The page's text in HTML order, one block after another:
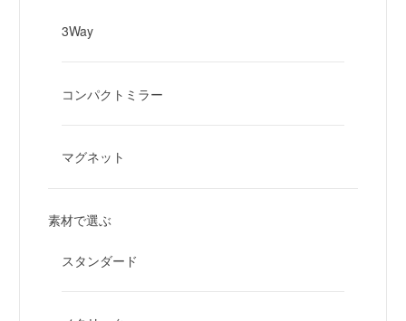
3Way
コンパクトミラー
マグネット
素材で選ぶ
スタンダード